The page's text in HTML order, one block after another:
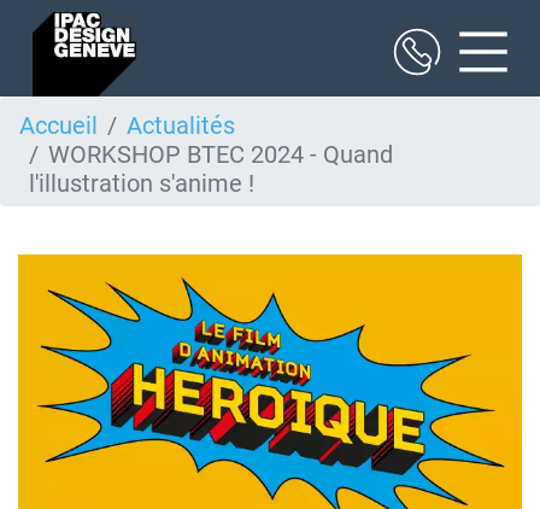
au
contenu
principal
Accueil
Actualités
WORKSHOP BTEC 2024 - Quand
l'illustration s'anime !